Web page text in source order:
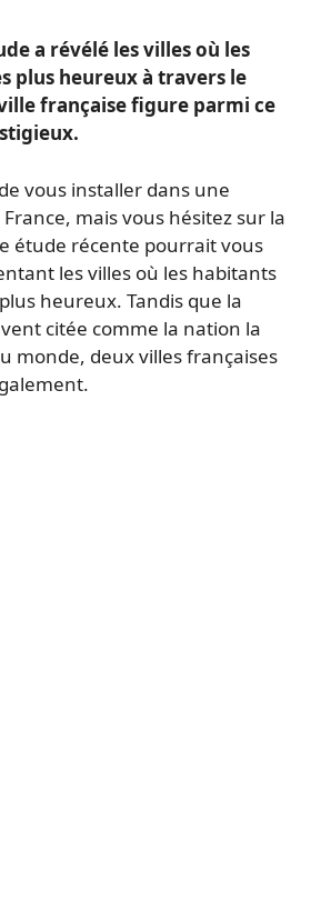
a révélé les villes où les
plus heureux à travers le
française figure parmi ce
vous installer dans une
mais vous hésitez sur la
étude récente pourrait vous
les villes où les habitants
heureux. Tandis que la
citée comme la nation la
monde, deux villes françaises